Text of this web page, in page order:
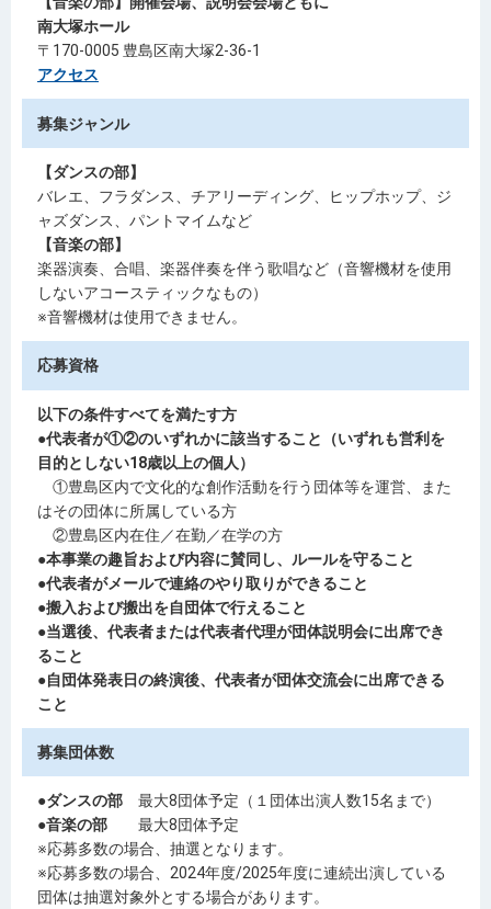
南大塚ホール
〒170-0005 豊島区南大塚2-36-1
アクセス
募集ジャンル
【ダンスの部】
バレエ、フラダンス、チアリーディング、ヒップホップ、ジ
ャズダンス、パントマイムなど
【音楽の部】
楽器演奏、合唱、楽器伴奏を伴う歌唱など（音響機材を使用
しないアコースティックなもの）
※音響機材は使用できません。
応募資格
以下の条件すべてを満たす方
●代表者が①②のいずれかに該当すること（いずれも営利を
目的としない18歳以上の個人）
①豊島区内で文化的な創作活動を行う団体等を運営、また
はその団体に所属している方
②豊島区内在住／在勤／在学の方
●本事業の趣旨および内容に賛同し、ルールを守ること
●代表者がメールで連絡のやり取りができること
●搬入および搬出を自団体で行えること
●当選後、代表者または代表者代理が団体説明会に出席でき
ること
●自団体発表日の終演後、代表者が団体交流会に出席できる
こと
募集団体数
●ダンスの部 最大8団体予定（１団体出演人数15名まで）
●音楽の部
最大8団体予定
※応募多数の場合、抽選となります。
※応募多数の場合、2024年度/2025年度に連続出演している
団体は抽選対象外とする場合があります。